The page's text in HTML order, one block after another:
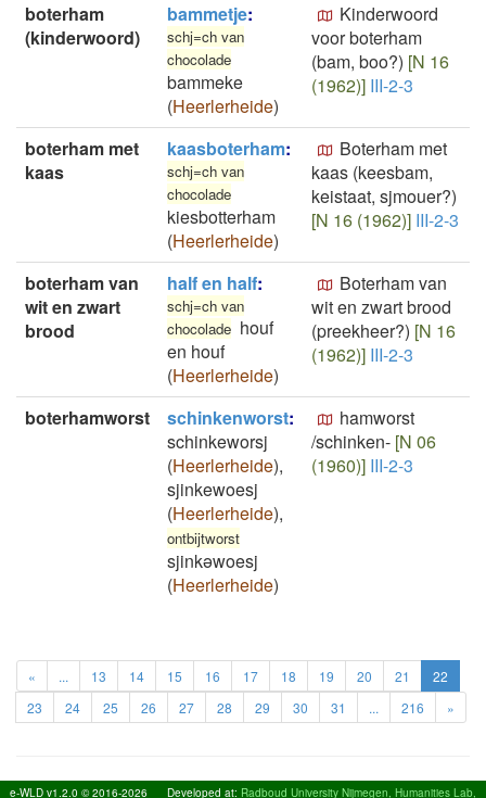
boterham
(kinderwoord)
bammetje:
schj=ch van
chocolade
bammeke
(Heerlerheide)
Kinderwoord
voor boterham
(bam, boo?) [N 16
(1962)] III-2-3
boterham met
kaas
kaasboterham:
schj=ch van
chocolade
kiesbotterham
(Heerlerheide)
Boterham met
kaas (keesbam,
keistaat, sjmouer?)
[N 16 (1962)] III-2-3
boterham van
wit en zwart
brood
half en half:
schj=ch van
chocolade houf
en houf
(Heerlerheide)
Boterham van
wit en zwart brood
(preekheer?) [N 16
(1962)] III-2-3
boterhamworst schinkenworst:
schinkeworsj
(Heerlerheide),
sjinkewoesj
(Heerlerheide),
ontbijtworst
sjinkəwoesj
(Heerlerheide)
hamworst
/schinken- [N 06
(1960)] III-2-3
« ... 13 14 15 16 17 18 19 20 21
22
23
24 25 26 27 28 29 30 31 ... 216 »
e-WLD v1.2.0 © 2016-2026 Developed at: Radboud University Nijmegen, Humanities Lab,